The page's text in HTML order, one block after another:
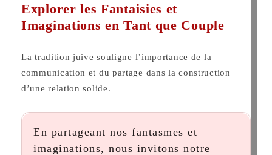
Explorer les Fantaisies et
Imaginations en Tant que Couple
La tradition juive souligne l’importance de la
communication et du partage dans la construction
d’une relation solide.
En partageant nos fantasmes et
imaginations, nous invitons notre